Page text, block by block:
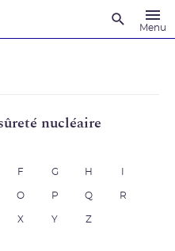
Menu
nucléaire
F G H
O P Q R
X Y Z